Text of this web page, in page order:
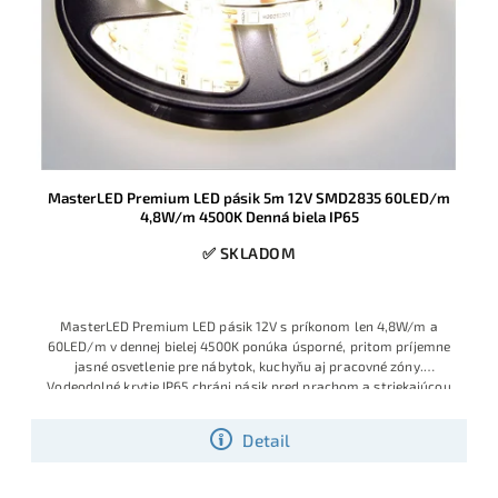
MasterLED Premium LED pásik 5m 12V SMD2835 60LED/m
4,8W/m 4500K Denná biela IP65
✅ SKLADOM
Detail
MasterLED Premium LED pásik 12V s príkonom len 4,8W/m a
60LED/m v dennej bielej 4500K ponúka úsporné, pritom príjemne
jasné osvetlenie pre nábytok, kuchyňu aj pracovné zóny.
Vodeodolné krytie IP65 chráni pásik pred prachom a striekajúcou
linku, pričom kvalitu garantuje overená značka MasterLED.